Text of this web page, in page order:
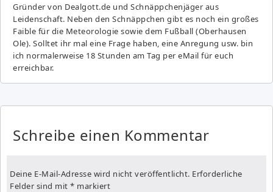
Gründer von Dealgott.de und Schnäppchenjäger aus
Leidenschaft. Neben den Schnäppchen gibt es noch ein großes
Fai­ble für die Meteorologie sowie dem Fußball (Oberhausen
Ole). Solltet ihr mal eine Frage haben, eine Anregung usw. bin
ich normalerweise 18 Stunden am Tag per eMail für euch
erreichbar.
Schreibe einen Kommentar
Deine E-Mail-Adresse wird nicht veröffentlicht. Erforderliche
Felder sind mit * markiert